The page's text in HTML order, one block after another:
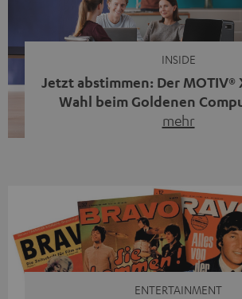
INSIDE
Jetzt abstimmen: Der MOTIV®
Wahl beim Goldenen
mehr
Streaming-System vereint hochwertige
moderne Streaming-Funktionen und
einem einzigen Gerät – und zeigt, dass
Sound heute keine klassische HiFi-
ENTERTAINMENT